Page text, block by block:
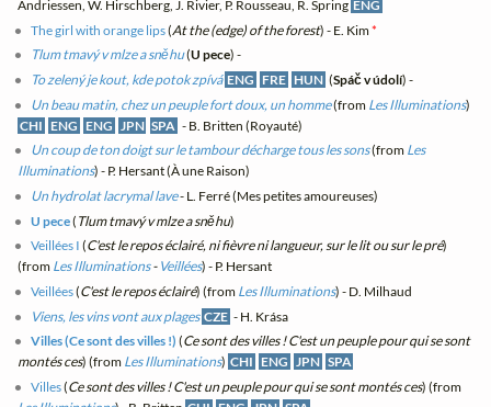
Andriessen, W. Hirschberg, J. Rivier, P. Rousseau, R. Spring ENG
The girl with orange lips(At the (edge) of the forest) - E. Kim*
Tlum tmavý v mlze a sněhu(U pece) -
To zelený je kout, kde potok zpívá ENG FRE HUN (Spáč v údolí) -
Un beau matin, chez un peuple fort doux, un homme(from Les Illuminations)
CHI ENG ENG JPN SPA - B. Britten (Royauté)
Un coup de ton doigt sur le tambour décharge tous les sons(from Les
Illuminations) - P. Hersant (À une Raison)
Un hydrolat lacrymal lave- L. Ferré (Mes petites amoureuses)
U pece( Tlum tmavý v mlze a sněhu)
Veillées I (C'est le repos éclairé, ni fièvre ni langueur, sur le lit ou sur le pré)
(from Les Illuminations- Veillées) - P. Hersant
Veillées(C'est le repos éclairé) (from Les Illuminations) - D. Milhaud
Viens, les vins vont aux plages CZE - H. Krása
Villes (Ce sont des villes !) (Ce sont des villes ! C'est un peuple pour qui se sont
montés ces) (from Les Illuminations) CHI ENG JPN SPA
Villes(Ce sont des villes ! C'est un peuple pour qui se sont montés ces) (from